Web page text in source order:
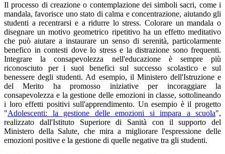
Il processo di creazione o contemplazione dei simboli sacri, come i
mandala, favorisce uno stato di calma e concentrazione, aiutando gli
studenti a recentrarsi e a ridurre lo stress. Colorare un mandala o
disegnare un motivo geometrico ripetitivo ha un effetto meditativo
che può aiutare a instaurare un senso di serenità, particolarmente
benefico in contesti dove lo stress e la distrazione sono frequenti.
Integrare la consapevolezza nell'educazione è sempre più
riconosciuto per i suoi benefici sul successo scolastico e sul
benessere degli studenti. Ad esempio, il Ministero dell'Istruzione e
del Merito ha promosso iniziative per incoraggiare la
consapevolezza e la gestione delle emozioni in classe, sottolineando
i loro effetti positivi sull'apprendimento. Un esempio è il progetto
"Adolescenti: la gestione delle emozioni si impara a scuola",
realizzato dall'Istituto Superiore di Sanità con il supporto del
Ministero della Salute, che mira a migliorare l'espressione delle
emozioni positive e la gestione di quelle negative tra gli studenti.